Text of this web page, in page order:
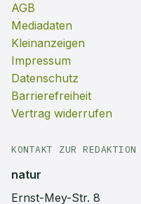
AGB
Mediadaten
Kleinanzeigen
Impressum
Datenschutz
Barrierefreiheit
Vertrag widerrufen
KONTAKT ZUR REDAKTION
natur
Ernst-Mey-Str. 8